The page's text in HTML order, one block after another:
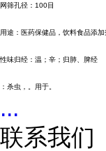
网筛孔径： 100目
用途：医药保健品，饮料食品添加
性味归经：温；辛；归肺、脾经
：杀虫，。用于。
...
联系我们